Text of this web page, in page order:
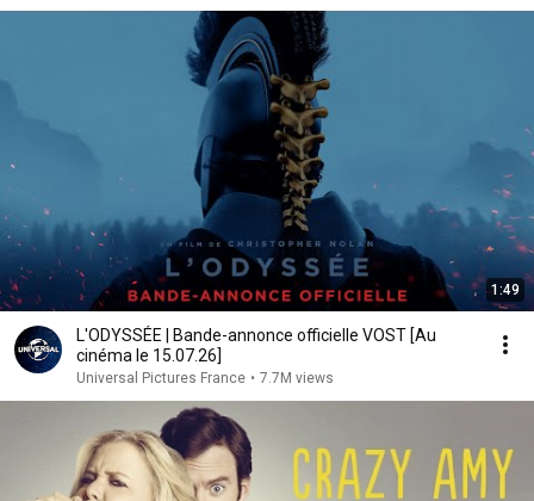
1:49
L'ODYSSÉE | Bande-annonce officielle VOST [Au
cinéma le 15.07.26]
Universal Pictures France • 7.7M views